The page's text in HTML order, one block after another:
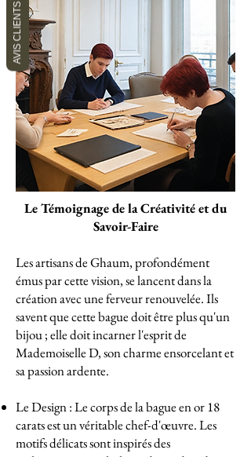
Le Témoignage de la Créativité et du
Savoir-Faire
Les artisans de Ghaum, profondément
émus par cette vision, se lancent dans la
création avec une ferveur renouvelée. Ils
savent que cette bague doit être plus qu'un
bijou ; elle doit incarner l'esprit de
Mademoiselle D, son charme ensorcelant et
sa passion ardente.
Le Design : Le corps de la bague en or 18
carats est un véritable chef-d'œuvre. Les
motifs délicats sont inspirés des
AVIS CLIENTS